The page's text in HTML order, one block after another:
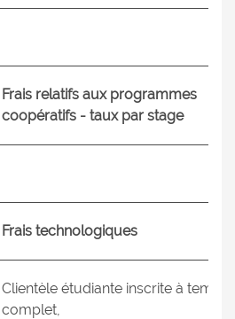
Frais relatifs aux programmes
coopératifs - taux par stage
Frais technologiques
Clientèle étudiante inscrite à temps
complet,